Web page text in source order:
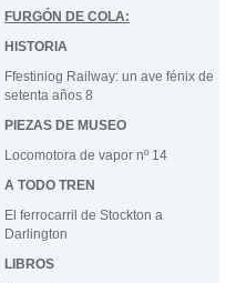
FURGÓN DE COLA:
HISTORIA
Ffestiniog Railway: un ave fénix de
setenta años 8
PIEZAS DE MUSEO
Locomotora de vapor nº14
A TODO TREN
El ferrocarril de Stockton a
Darlington
LIBROS